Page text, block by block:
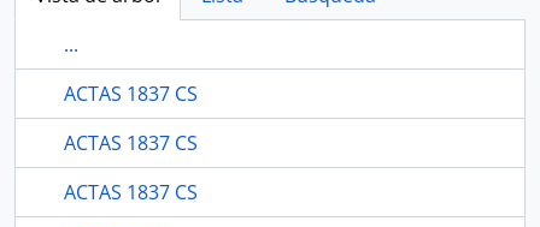
...
ACTAS 1837 CS
ACTAS 1837 CS
ACTAS 1837 CS